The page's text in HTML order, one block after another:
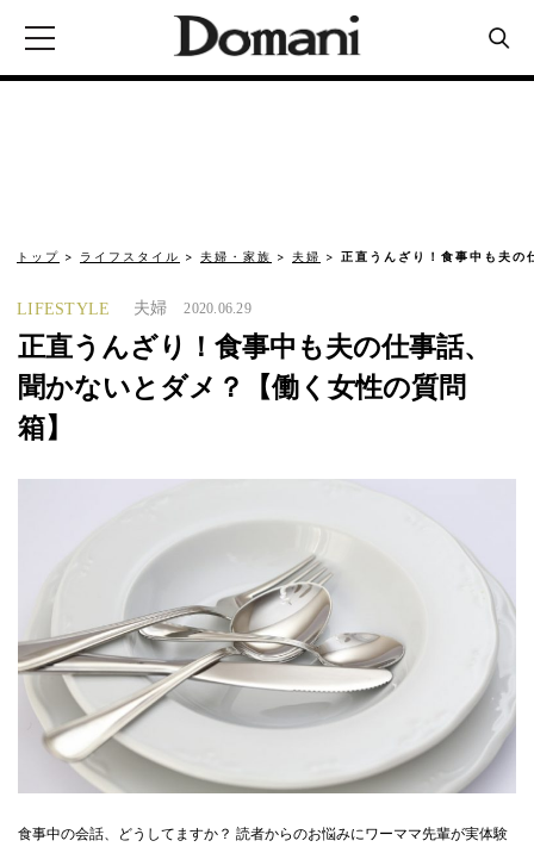
トップ ライフスタイル 夫婦・家族 夫婦 正直うんざり！食事中も夫
LIFESTYLE 夫婦 2020.06.29
正直うんざり！食事中も夫の仕事話、
聞かないとダメ？【働く女性の質問
箱】
食事中の会話、どうしてますか？ 読者からのお悩みにワーママ先輩が実体験